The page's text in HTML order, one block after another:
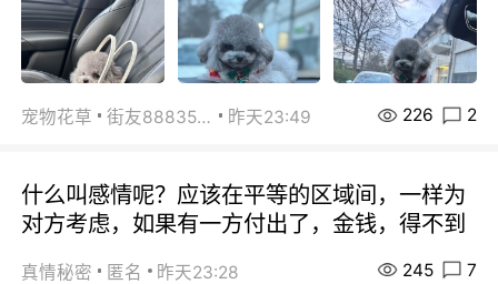
宠物花草 街友88835518 昨天23:49 226 2
什么叫感情呢？应该在平等的区域间，一样为
对方考虑，如果有一方付出了，金钱，得不到
真情秘密 匿名 昨天23:28 245 7